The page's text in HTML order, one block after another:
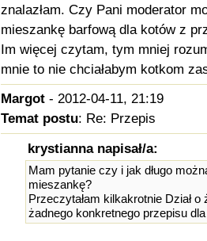
znalazłam. Czy Pani moderator
mieszankę barfową dla kotów z
Im więcej czytam, tym mniej
mnie to nie chciałabym kotkom
Margot- 2012-04-11, 21:19
Temat postu: Re: Przepis
krystianna napisał/a:
Mam pytanie czy i jak długo
mieszankę?
Przeczytałam kilkakrotnie Dział
żadnego konkretnego przepisu